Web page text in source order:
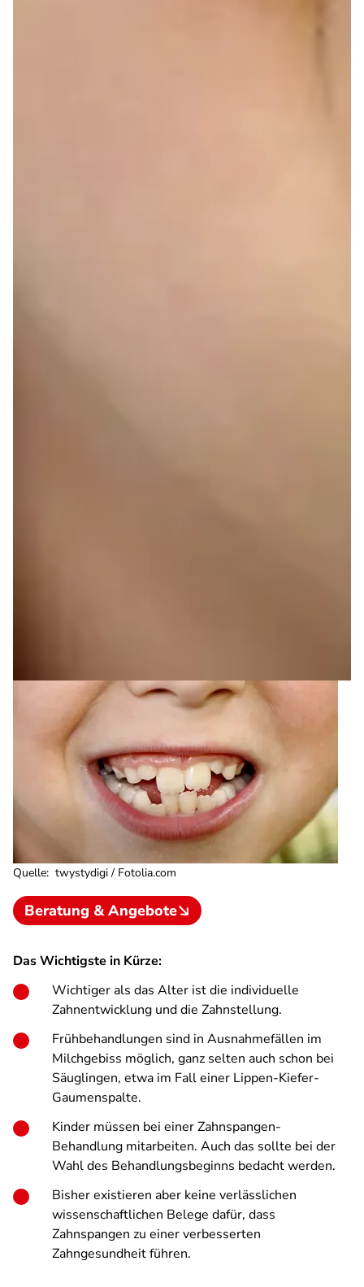
Quelle: twystydigi / Fotolia.com
Beratung & Angebote
Das Wichtigste in Kürze:
Wichtiger als das Alter ist die individuelle
Zahnentwicklung und die Zahnstellung.
Frühbehandlungen sind in Ausnahmefällen im
Milchgebiss möglich, ganz selten auch schon bei
Säuglingen, etwa im Fall einer Lippen-Kiefer-
Gaumenspalte.
Kinder müssen bei einer Zahnspangen-
Behandlung mitarbeiten. Auch das sollte bei der
Wahl des Behandlungsbeginns bedacht werden.
Bisher existieren aber keine verlässlichen
wissenschaftlichen Belege dafür, dass
Zahnspangen zu einer verbesserten
Zahngesundheit führen.